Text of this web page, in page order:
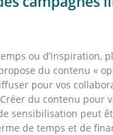
ou d’inspiration,
du contenu «
pour vos
du contenu pour
sensibilisation peut
de temps et de